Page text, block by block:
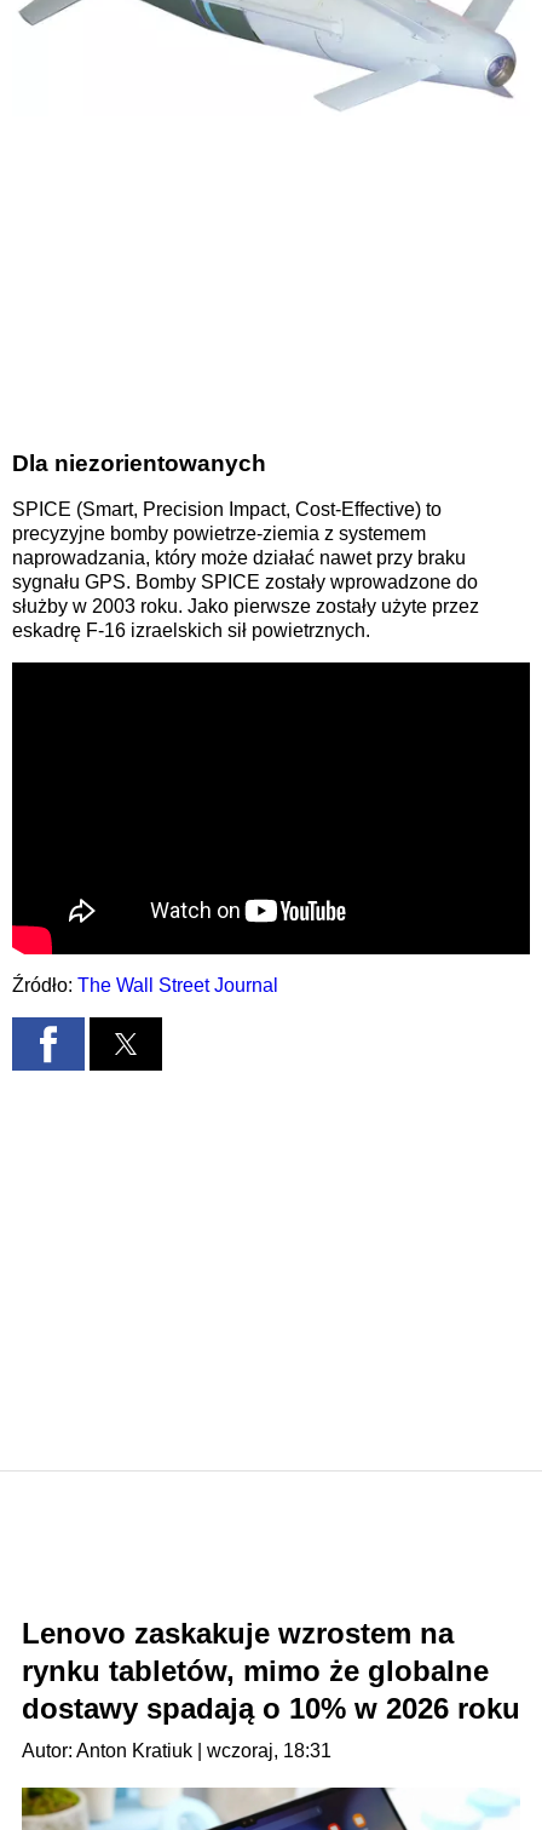
Dla niezorientowanych
SPICE (Smart, Precision Impact, Cost-Effective) to
precyzyjne bomby powietrze-ziemia z systemem
naprowadzania, który może działać nawet przy braku
sygnału GPS. Bomby SPICE zostały wprowadzone do
służby w 2003 roku. Jako pierwsze zostały użyte przez
eskadrę F-16 izraelskich sił powietrznych.
Źródło: The Wall Street Journal